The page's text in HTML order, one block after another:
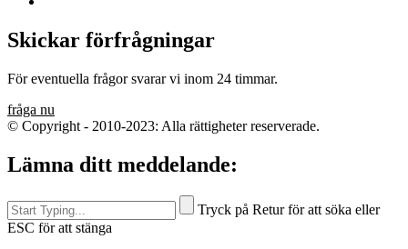
Skickar förfrågningar
För eventuella frågor svarar vi inom 24 timmar.
fråga nu
© Copyright - 2010-2023: Alla rättigheter reserverade.
Lämna ditt meddelande:
Tryck på Retur för att söka eller
ESC för att stänga